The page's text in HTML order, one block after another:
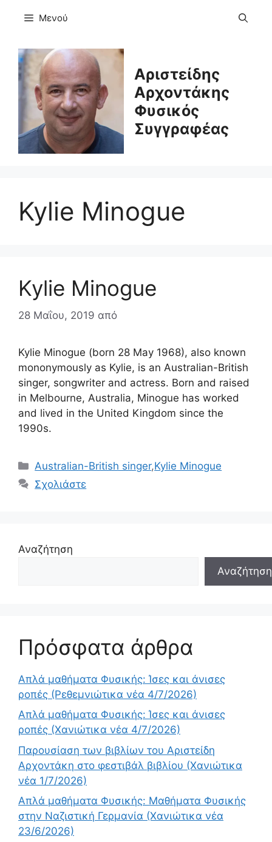
Μενού
Αριστείδης
Αρχοντάκης
Φυσικός
Συγγραφέας
Kylie Minogue
Kylie Minogue
28 Μαΐου, 2019 από
Kylie Minogue (born 28 May 1968), also known
mononymously as Kylie, is an Australian-British
singer, songwriter and actress. Born and raised
in Melbourne, Australia, Minogue has worked
and lived in the United Kingdom since the
1990s.
Κατηγορίες
Australian-British singer,Kylie Minogue
Σχολιάστε
Αναζήτηση
Αναζήτηση
Πρόσφατα άρθρα
Απλά μαθήματα Φυσικής: Ίσες και άνισες
ροπές (Ρεθεμνιώτικα νέα 4/7/2026)
Απλά μαθήματα Φυσικής: Ίσες και άνισες
ροπές (Χανιώτικα νέα 4/7/2026)
Παρουσίαση των βιβλίων του Αριστείδη
Αρχοντάκη στο φεστιβάλ βιβλίου (Χανιώτικα
νέα 1/7/2026)
Απλά μαθήματα Φυσικής: Μαθήματα Φυσικής
στην Ναζιστική Γερμανία (Χανιώτικα νέα
23/6/2026)